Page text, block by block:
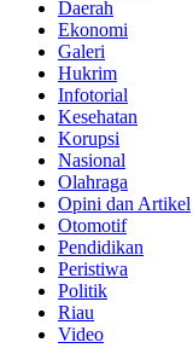
Daerah
Ekonomi
Galeri
Hukrim
Infotorial
Kesehatan
Korupsi
Nasional
Olahraga
Opini dan Artikel
Otomotif
Pendidikan
Peristiwa
Politik
Riau
Video